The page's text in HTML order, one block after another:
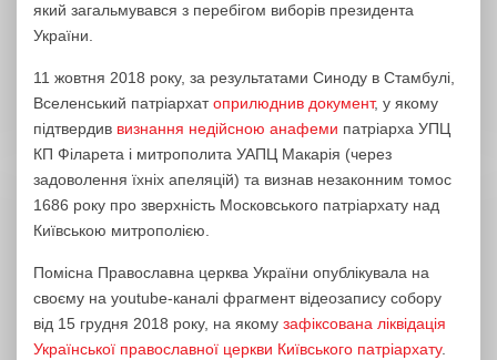
який загальмувався з перебігом виборів президента
України.
11 жовтня 2018 року, за результатами Синоду в Стамбулі,
Вселенський патріархатоприлюднив документ, у якому
підтвердив визнання недійсною анафеми патріарха УПЦ
КП Філарета і митрополита УАПЦ Макарія (через
задоволення їхніх апеляцій) та визнав незаконним томос
1686 року про зверхність Московського патріархату над
Київською митрополією.
Помісна Православна церква України опублікувала на
своєму на youtube-каналі фрагмент відеозапису собору
від 15 грудня 2018 року, на якому зафіксована ліквідація
Української православної церкви Київського патріархату.